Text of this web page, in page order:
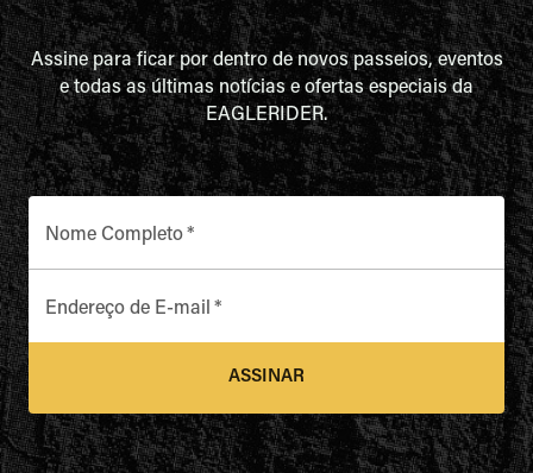
Assine para ficar por dentro de novos passeios, eventos
e todas as últimas notícias e ofertas especiais da
EAGLERIDER.
Nome Completo*
Endereço de E-mail *
ASSINAR